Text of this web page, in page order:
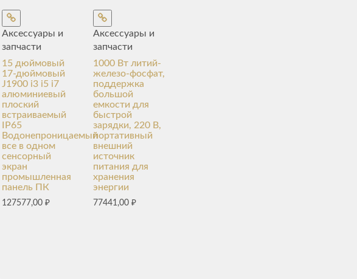
Аксессуары и
запчасти
15 дюймовый
17-дюймовый
J1900 i3 i5 i7
алюминиевый
плоский
встраиваемый
IP65
Водонепроницаемый
все в одном
сенсорный
экран
промышленная
панель ПК
127577,00₽
Аксессуары и
запчасти
1000 Вт литий-
железо-фосфат,
поддержка
большой
емкости для
быстрой
зарядки, 220 В,
портативный
внешний
источник
питания для
хранения
энергии
77441,00 ₽